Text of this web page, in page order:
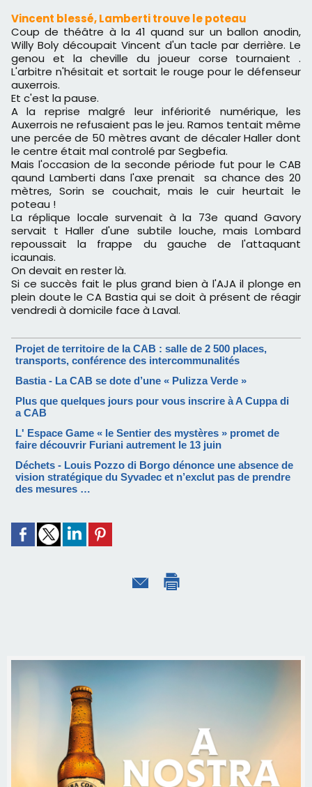
Vincent blessé, Lamberti trouve le poteau
Coup de théâtre à la 41 quand sur un ballon anodin,
Willy Boly découpait Vincent d'un tacle par derrière. Le
genou et la cheville du joueur corse tournaient .
L'arbitre n'hésitait et sortait le rouge pour le défenseur
auxerrois.
Et c'est la pause.
A la reprise malgré leur infériorité numérique, les
Auxerrois ne refusaient pas le jeu. Ramos tentait même
une percée de 50 mètres avant de décaler Haller dont
le centre était mal controlé par Segbefia.
Mais l'occasion de la seconde période fut pour le CAB
qaund Lamberti dans l'axe prenait sa chance des 20
mètres, Sorin se couchait, mais le cuir heurtait le
poteau !
La réplique locale survenait à la 73e quand Gavory
servait t Haller d'une subtile louche, mais Lombard
repoussait la frappe du gauche de l'attaquant
icaunais.
On devait en rester là.
Si ce succès fait le plus grand bien à l'AJA il plonge en
plein doute le CA Bastia qui se doit à présent de réagir
vendredi à domicile face à Laval.
Projet de territoire de la CAB : salle de 2 500 places,
transports, conférence des intercommunalités
Bastia - La CAB se dote d’une « Pulizza Verde »
Plus que quelques jours pour vous inscrire à A Cuppa di
a CAB
L' Espace Game « le Sentier des mystères » promet de
faire découvrir Furiani autrement le 13 juin
Déchets - Louis Pozzo di Borgo dénonce une absence de
vision stratégique du Syvadec et n’exclut pas de prendre
des mesures …